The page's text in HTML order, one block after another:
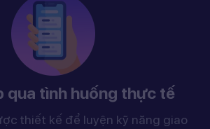
qua tình huống thực tế
thiết kế để luyện kỹ năng giao